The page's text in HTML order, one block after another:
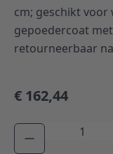
cm; geschikt voor
gepoedercoat
retourneerbaar
€ 162,44
Aantal